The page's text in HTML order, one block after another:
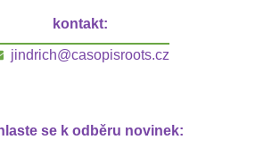
kontakt:
jindrich@casopisroots.cz
se k odběru novinek: